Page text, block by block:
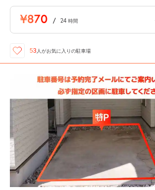
¥870 / 24 時間
53 人がお気に入りの駐車場